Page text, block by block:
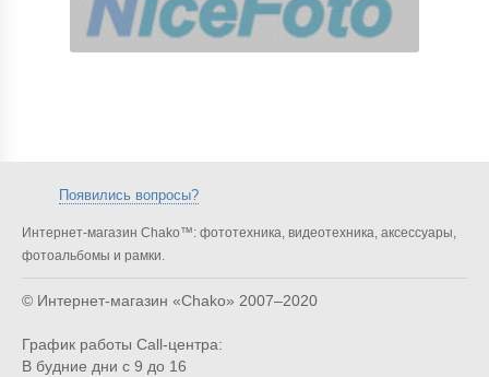
Появились вопросы?
Интернет-магазин Chako™: фототехника, видеотехника, аксессуары,
фотоальбомы и рамки.
© Интернет-магазин «Chako» 2007–2020
График работы Call-центра:
В будние дни с 9 до 16